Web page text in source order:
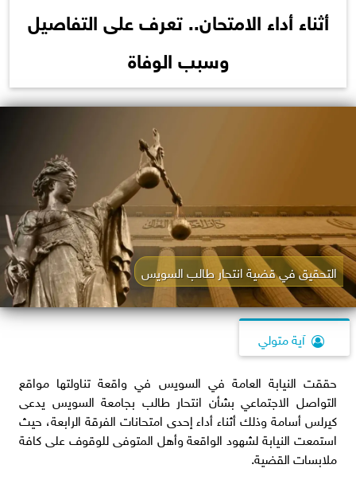
أثناء أداء الامتحان.. تعرف على التفاصيل
وسبب الوفاة
التحقيق في قضية انتحار طالب السويس
آية متولي
حققت النيابة العامة في السويس في واقعة تناولتها مواقع
التواصل الاجتماعي بشأن انتحار طالب بجامعة السويس يدعى
كيرلس أسامة وذلك أثناء أداء إحدى امتحانات الفرقة الرابعة، حيث
استمعت النيابة لشهود الواقعة وأهل المتوفى للوقوف على كافة
ملابسات القضية.